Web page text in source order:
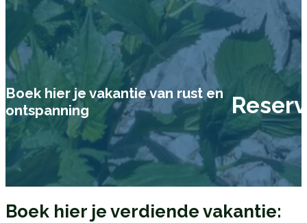
Boek hier je vakantie van rust en
ontspanning
Boek hier je verdiende vakantie: